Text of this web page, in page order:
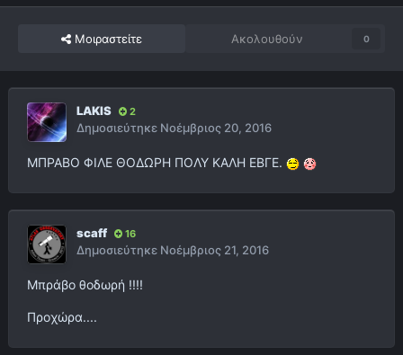
Μοιραστείτε Ακολουθούν 0
LAKIS 2
Δημοσιεύτηκε Νοέμβριος 20, 2016
ΜΠΡΑΒΟ ΦΙΛΕ ΘΟΔΩΡΗ ΠΟΛΥ ΚΑΛΗ ΕΒΓΕ.
scaff 16
Δημοσιεύτηκε Νοέμβριος 21, 2016
Μπράβο θοδωρή !!!!
Προχώρα....